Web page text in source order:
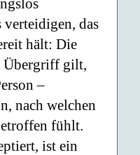
das
hält: Die
Übergriff gilt,
–
nach welchen
fühlt.
ist ein